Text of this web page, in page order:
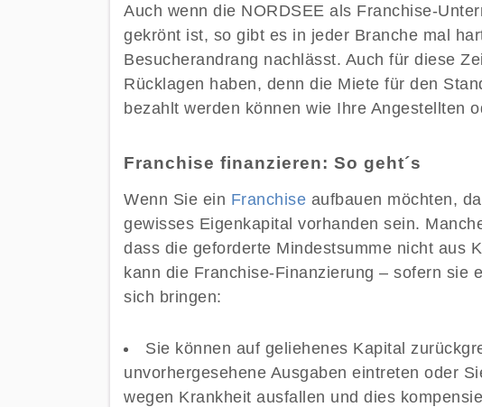
Auch wenn die NORDSEE als Franchise-
gekrönt ist, so gibt es in jeder Branche mal
Besucherandrang nachlässt. Auch für diese
Rücklagen haben, denn die Miete für den
bezahlt werden können wie Ihre Angestellten
Franchise finanzieren: So geht´s
Wenn Sie ein Franchise aufbauen möchten,
gewisses Eigenkapital vorhanden sein.
dass die geforderte Mindestsumme nicht aus
kann die Franchise-Finanzierung – sofern sie
sich bringen:
Sie können auf geliehenes Kapital
unvorhergesehene Ausgaben eintreten oder
wegen Krankheit ausfallen und dies